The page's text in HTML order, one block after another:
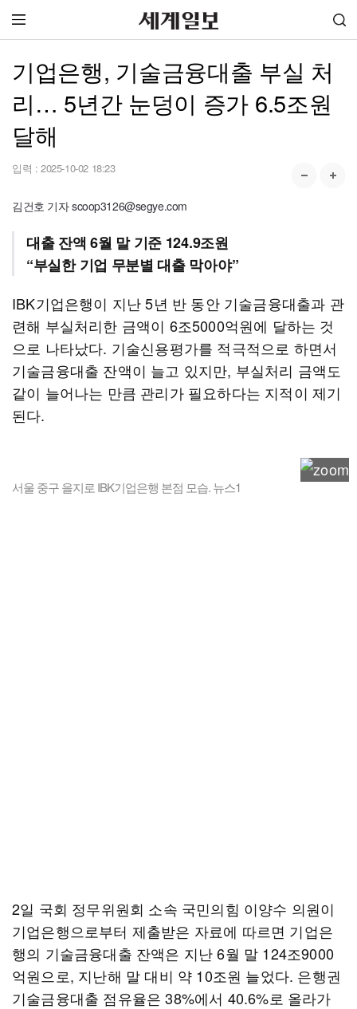
기업은행, 기술금융대출 부실 처
리… 5년간 눈덩이 증가 6.5조원
달해
입력 : 2025-10-02 18:23
김건호 기자 scoop3126@segye.com
대출 잔액 6월 말 기준 124.9조원
“부실한 기업 무분별 대출 막아야”
IBK기업은행이 지난 5년 반 동안 기술금융대출과 관
련해 부실처리한 금액이 6조5000억원에 달하는 것
으로 나타났다. 기술신용평가를 적극적으로 하면서
기술금융대출 잔액이 늘고 있지만, 부실처리 금액도
같이 늘어나는 만큼 관리가 필요하다는 지적이 제기
된다.
서울 중구 을지로 IBK기업은행 본점 모습. 뉴스1
2일 국회 정무위원회 소속 국민의힘 이양수 의원이
기업은행으로부터 제출받은 자료에 따르면 기업은
행의 기술금융대출 잔액은 지난 6월 말 124조9000
억원으로, 지난해 말 대비 약 10조원 늘었다. 은행권
기술금융대출 점유율은 38%에서 40.6%로 올라가